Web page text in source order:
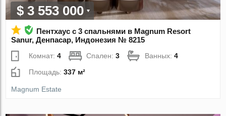
$ 3 553 000
Пентхаус с 3 спальнями в Magnum Resort
Sanur, Денпасар, Индонезия № 8215
Комнат:4 Спален:3 Ванных:4
Площадь:337 м²
Magnum Estate